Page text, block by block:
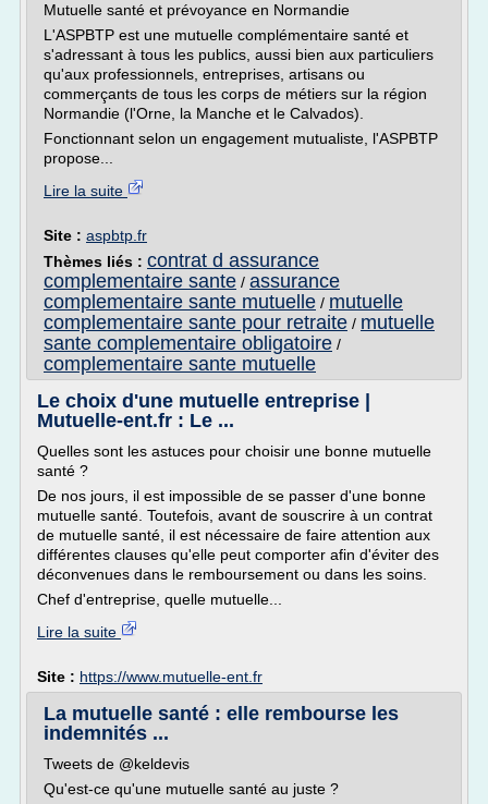
Mutuelle santé et prévoyance en Normandie
L'ASPBTP est une mutuelle complémentaire santé et
s'adressant à tous les publics, aussi bien aux particuliers
qu'aux professionnels, entreprises, artisans ou
commerçants de tous les corps de métiers sur la région
Normandie (l'Orne, la Manche et le Calvados).
Fonctionnant selon un engagement mutualiste, l'ASPBTP
propose...
Lire la suite
Site : aspbtp.fr
Thèmes liés : contrat d assurance
complementaire sante / assurance
complementaire sante mutuelle / mutuelle
complementaire sante pour retraite / mutuelle
sante complementaire obligatoire /
complementaire sante mutuelle
Le choix d'une mutuelle entreprise |
Mutuelle-ent.fr : Le ...
Quelles sont les astuces pour choisir une bonne mutuelle
santé ?
De nos jours, il est impossible de se passer d'une bonne
mutuelle santé. Toutefois, avant de souscrire à un contrat
de mutuelle santé, il est nécessaire de faire attention aux
différentes clauses qu'elle peut comporter afin d'éviter des
déconvenues dans le remboursement ou dans les soins.
Chef d'entreprise, quelle mutuelle...
Lire la suite
Site : https://www.mutuelle-ent.fr
La mutuelle santé : elle rembourse les
indemnités ...
Tweets de @keldevis
Qu'est-ce qu'une mutuelle santé au juste ?